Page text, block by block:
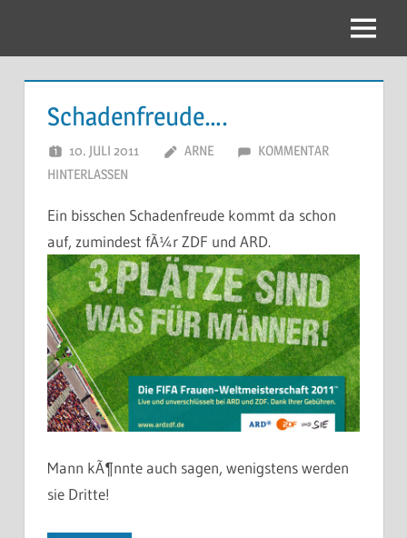
Menu
Schadenfreude….
10. JULI 2011 ARNE
KOMMENTAR
HINTERLASSEN
Ein bisschen Schadenfreude kommt da schon
auf, zumindest fÃ¼r ZDF und ARD.
Mann kÃ¶nnte auch sagen, wenigstens werden
sie Dritte!